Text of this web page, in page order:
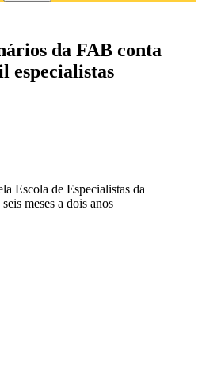
da FAB conta
especialistas
Escola de Especialistas da
meses a dois anos